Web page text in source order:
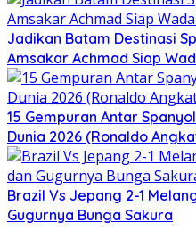
Jadikan Batam Destinasi
Amsakar Achmad Siap
15 Gempuran Antar
Dunia 2026 (Ronaldo
Brazil Vs Jepang 2-1
Gugurnya Bunga Sakura